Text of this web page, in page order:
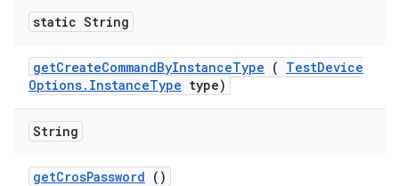
static String
getCreateCommandByInstanceType ( TestDevice
Options. InstanceType type)
String
getCrosPassword ()